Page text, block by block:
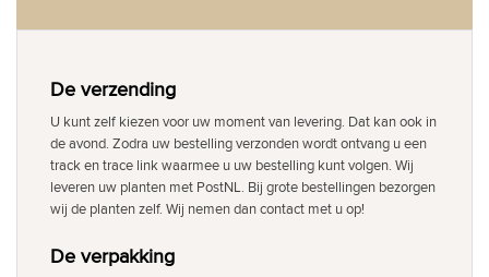
De verzending
U kunt zelf kiezen voor uw moment van levering. Dat kan ook in
de avond. Zodra uw bestelling verzonden wordt ontvang u een
track en trace link waarmee u uw bestelling kunt volgen. Wij
leveren uw planten met PostNL. Bij grote bestellingen bezorgen
wij de planten zelf. Wij nemen dan contact met u op!
De verpakking